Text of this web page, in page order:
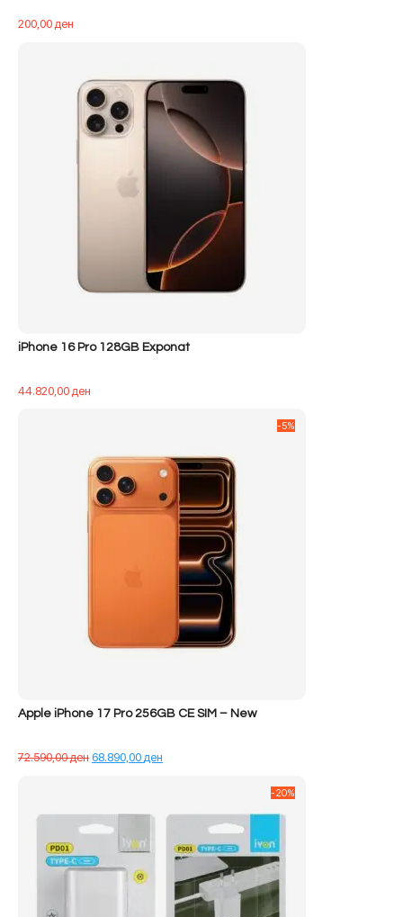
200,00ден
iPhone 16 Pro 128GB Exponat
44.820,00ден
Apple iPhone 17 Pro 256GB CE SIM – New
72.590,00денÇmimi
68.890,00ден
68.890,00 ден.
-5%
-20%